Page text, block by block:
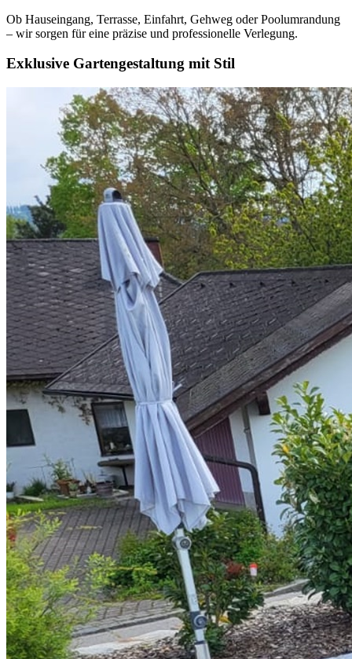
Ob Hauseingang, Terrasse, Einfahrt, Gehweg oder Poolumrandung
– wir sorgen für eine präzise und professionelle Verlegung.
Exklusive Gartengestaltung mit Stil